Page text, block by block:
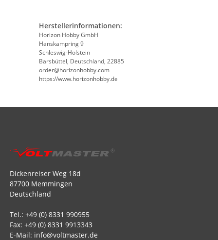
Herstellerinformationen:
Horizon Hobby GmbH
Hanskampring 9
Schleswig-Holstein
Barsbüttel, Deutschland, 22885
order@horizonhobby.com
https://www.horizonhobby.de
Dickenreiser Weg 18d
87700 Memmingen
Deutschland
Tel.: +49 (0) 8331 990955
Fax: +49 (0) 8331 9913343
E-Mail: info@voltmaster.de